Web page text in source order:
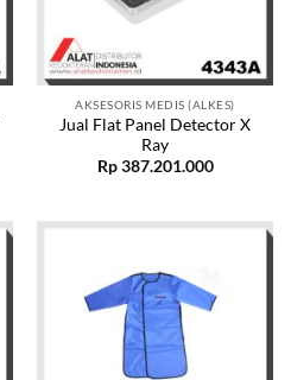
AKSESORIS MEDIS (ALKES)
Jual Flat Panel Detector X
Ray
Rp387.201.000